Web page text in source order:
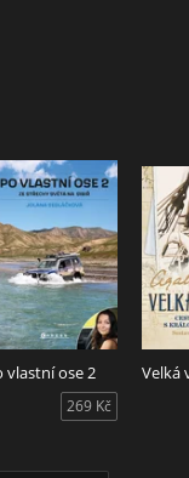
vlastní ose 2
269 Kč
Velká